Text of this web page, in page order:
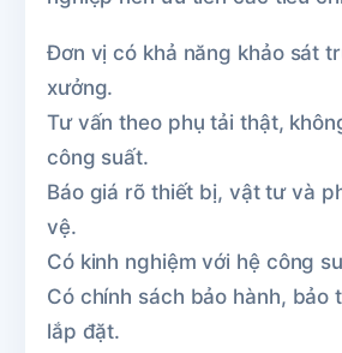
Đơn vị có khả năng khảo sát
xưởng.
Tư vấn theo phụ tải thật,
công suất.
Báo giá rõ thiết bị, vật tư và
vệ.
Có kinh nghiệm với hệ công
Có chính sách bảo hành, bảo
lắp đặt.